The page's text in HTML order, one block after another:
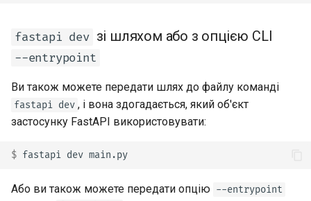
fastapi dev зі шляхом або з опцією CLI
--entrypoint
Ви також можете передати шлях до файлу команді
fastapi dev , і вона здогадається, який об'єкт
застосунку FastAPI використовувати:
$ fastapi dev
Або ви також можете передати опцію --entrypoint